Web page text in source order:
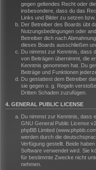
gegen geltendes Recht oder
insbesondere, dass du das
Links und Bilder zu setzen
Der Betreiber des Boards übt
Nutzungsbedingungen oder
Betreiber dich nach
dieses Boards ausschließen
Du nimmst zur Kenntnis, dass
von Beiträgen übernimmt, die
Kenntnis genommen hat. Du
Beiträge und Funktionen
Du gestattest dem Betreiber
sie gegen o. g. Regeln
Dritten Schaden zuzufügen.
4. GENERAL PUBLIC LICENSE
Du nimmst zur Kenntnis, dass
GNU General Public License v2
phpBB Limited
werden durch die
Verfügung gestellt. Beide
Software verwendet wird. Sie
für bestimmte Zwecke nicht
nehmen.